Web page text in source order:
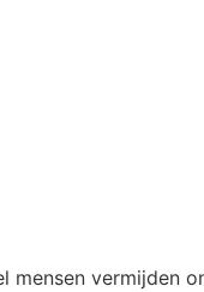
mensen vermijden